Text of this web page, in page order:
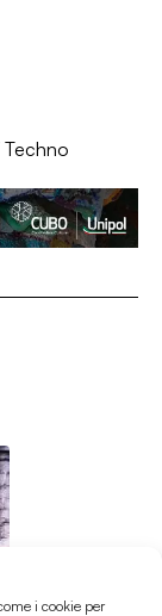
i cookie per
Techno